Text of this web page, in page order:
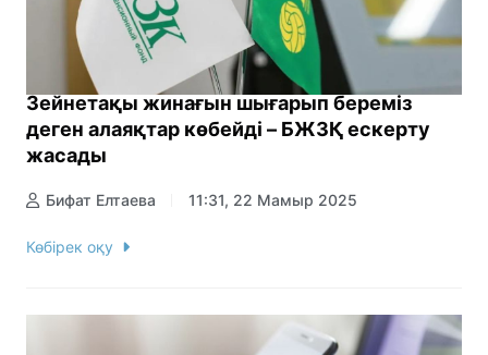
Зейнетақы жинағын шығарып береміз
деген алаяқтар көбейді – БЖЗҚ ескерту
жасады
Бифат Елтаева 11:31, 22 Мамыр 2025
Көбірек оқу